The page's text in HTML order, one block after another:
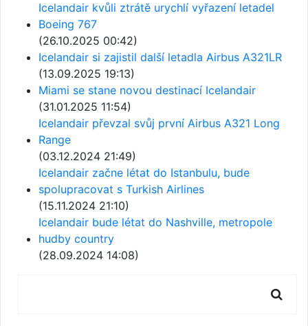
Icelandair kvůli ztrátě urychlí vyřazení letadel
Boeing 767
(26.10.2025 00:42)
Icelandair si zajistil další letadla Airbus A321LR
(13.09.2025 19:13)
Miami se stane novou destinací Icelandair
(31.01.2025 11:54)
Icelandair převzal svůj první Airbus A321 Long
Range
(03.12.2024 21:49)
Icelandair začne létat do Istanbulu, bude
spolupracovat s Turkish Airlines
(15.11.2024 21:10)
Icelandair bude létat do Nashville, metropole
hudby country
(28.09.2024 14:08)